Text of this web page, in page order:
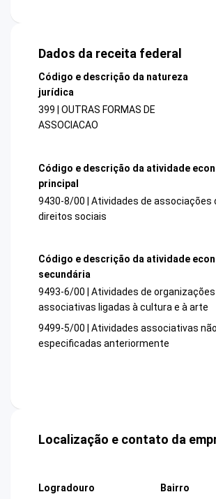
Dados da receita federal
Código e descrição da natureza
jurídica
399 | OUTRAS FORMAS DE
ASSOCIACAO
Código e descrição da atividade
principal
9430-8/00 | Atividades de associações
direitos sociais
Código e descrição da atividade
secundária
9493-6/00 | Atividades de organizações
associativas ligadas à cultura e à arte
9499-5/00 | Atividades associativas não
especificadas anteriormente
Localização e contato da
Logradouro
Bairro